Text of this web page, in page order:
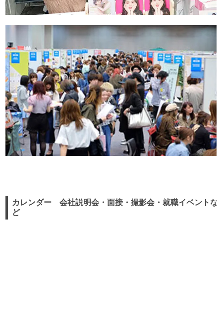
カレンダー 会社説明会・面接・撮影会・就職イベントな
ど